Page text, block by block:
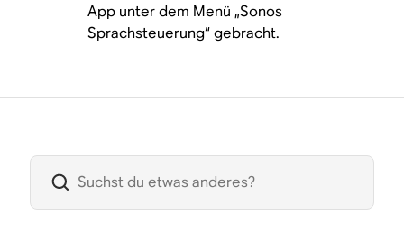
App unter dem Menü „Sonos
Sprachsteuerung“ gebracht.